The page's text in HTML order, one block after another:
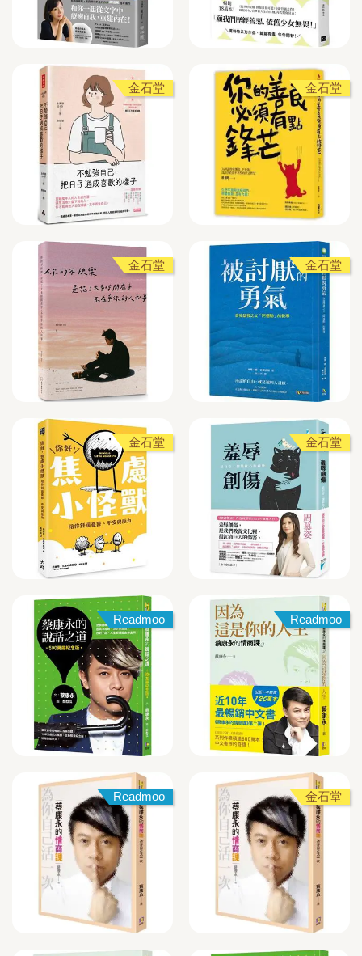
金石堂 金石堂
金石堂 金石堂
金石堂 金石堂
Readmoo Readmoo
Readmoo 金石堂